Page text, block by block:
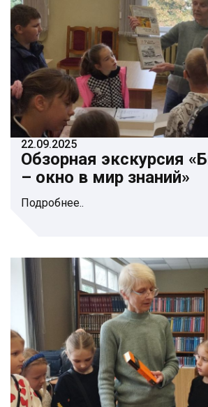
22.09.2025
Обзорная экскурсия
– окно в мир знаний»
Подробнее..